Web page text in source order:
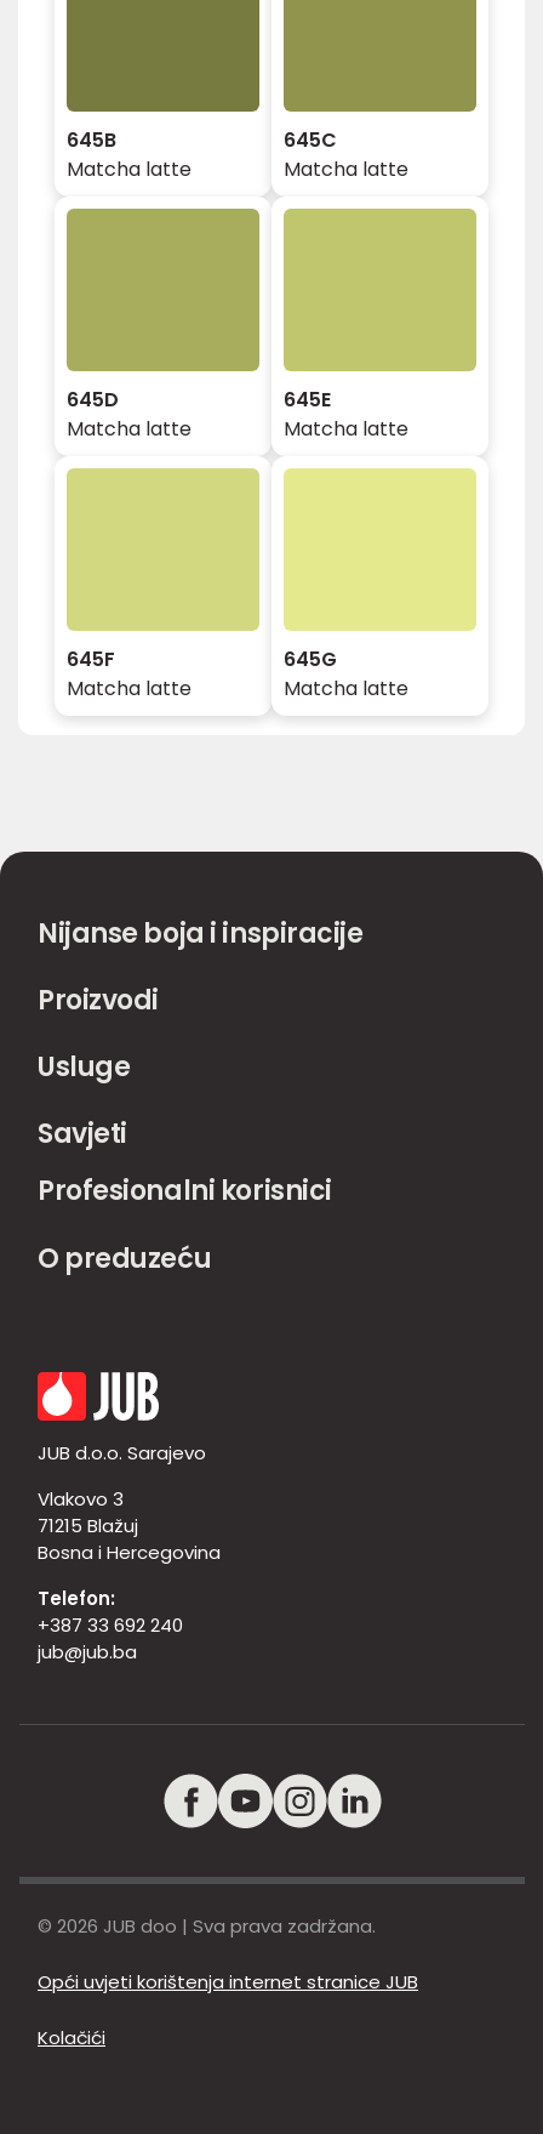
645B
Matcha latte
645C
Matcha latte
645D
Matcha latte
645E
Matcha latte
645F
Matcha latte
645G
Matcha latte
Nijanse boja i inspiracije
Proizvodi
Usluge
Savjeti
Profesionalni korisnici
O preduzeću
JUB d.o.o. Sarajevo
Vlakovo 3
71215 Blažuj
Bosna i Hercegovina
Telefon:
+387 33 692 240
jub@jub.ba
© 2026 JUB doo | Sva prava zadržana.
Opći uvjeti korištenja internet stranice JUB
Kolačići